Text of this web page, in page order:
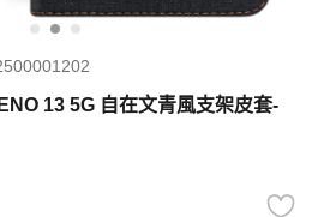
13 5G 自在文青風支架皮套-